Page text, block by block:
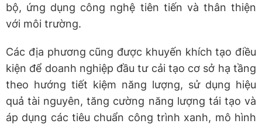
bộ, ứng dụng công nghệ tiên tiến và thân thiện
với môi trường.
Các địa phương cũng được khuyến khích tạo điều
kiện để doanh nghiệp đầu tư cải tạo cơ sở hạ tầng
theo hướng tiết kiệm năng lượng, sử dụng hiệu
quả tài nguyên, tăng cường năng lượng tái tạo và
áp dụng các tiêu chuẩn công trình xanh, mô hình